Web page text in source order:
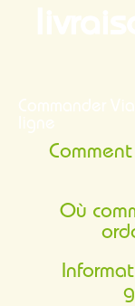
Comment acheter Viagra générique en
Où commander Viagra en ligne sans
Informations générales sur le Viagra